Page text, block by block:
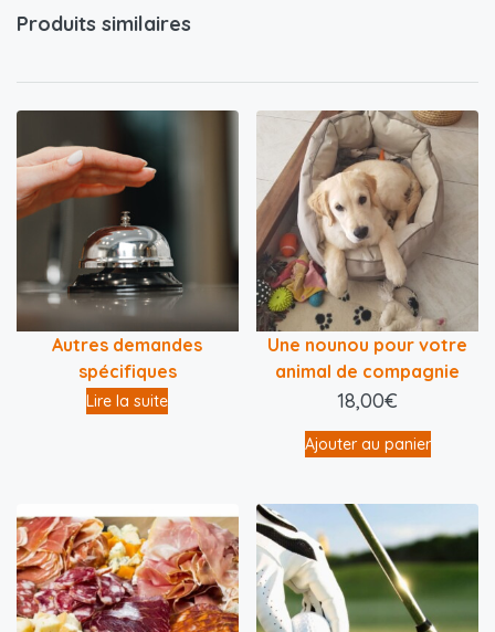
Produits similaires
Autres demandes
spécifiques
Lire la suite
Une nounou pour votre
animal de compagnie
18,00€
Ajouter au panier